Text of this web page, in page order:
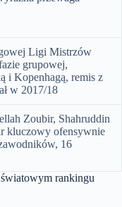
Ligi Mistrzów
grupowej,
i Kopenhagą, remis z
w 2017/18
Zoubir, Shahruddin
kluczowy ofensywnie
16
rankingu